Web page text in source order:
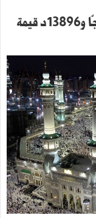
موسم الحجّ لسنة 2019 : 10980حاجّا و13896د قيمة